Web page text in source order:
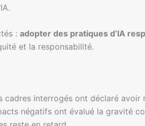
: adopter des pratiques d’IA
et la responsabilité.
cadres interrogés ont déclaré
négatifs ont évalué la gravité